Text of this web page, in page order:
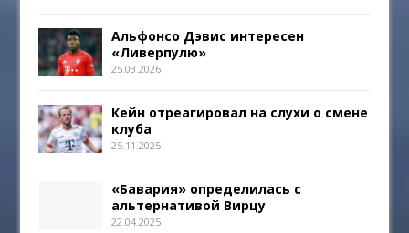
Альфонсо Дэвис интересен
«Ливерпулю»
25.03.2026
Кейн отреагировал на слухи о смене
клуба
25.11.2025
«Бавария» определилась с
альтернативой Вирцу
22.04.2025